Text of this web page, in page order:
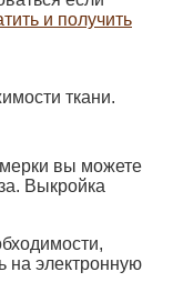
и получить
ткани.
вы можете
Выкройка
на электронную